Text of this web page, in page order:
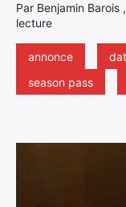
Par Benjamin
lecture
annonce
season pass